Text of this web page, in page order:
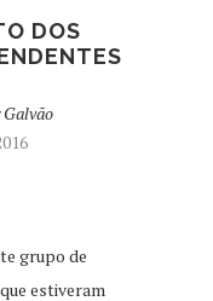
DOS
grupo de
estiveram